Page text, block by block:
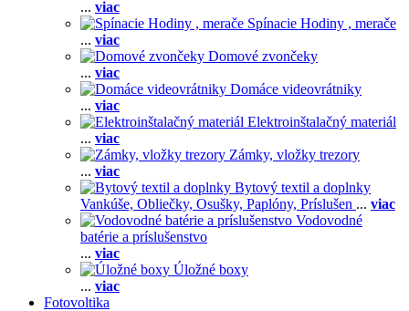
... viac
Spínacie Hodiny , merače
... viac
Domové zvončeky
... viac
Domáce videovrátniky
... viac
Elektroinštalačný materiál
... viac
Zámky, vložky trezory
... viac
Bytový textil a doplnky
Vankúše, Obliečky, Osušky, Paplóny, Príslušen ... viac
Vodovodné
batérie a príslušenstvo
... viac
Úložné boxy
... viac
Fotovoltika